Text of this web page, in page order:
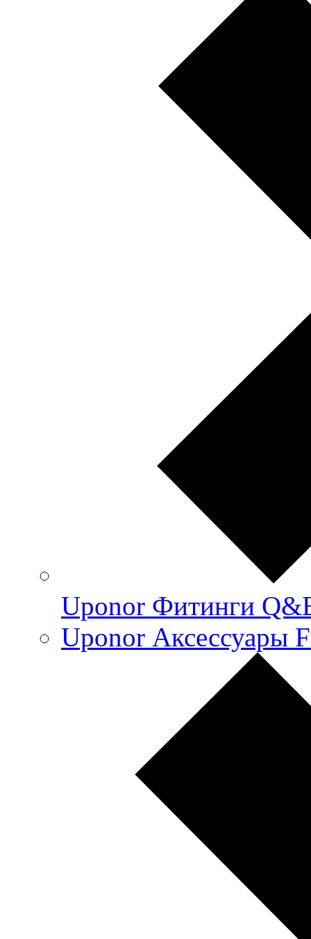
Uponor Фитинги
Uponor Аксессуары